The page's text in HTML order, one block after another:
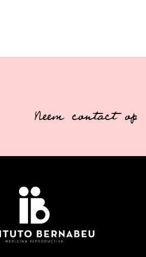
Neem contact op